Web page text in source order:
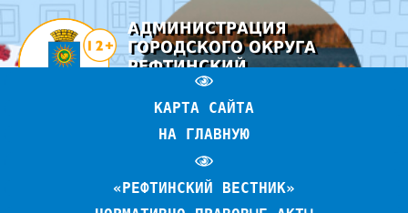
АДМИНИСТРАЦИЯ
ГОРОДСКОГО ОКРУГА
РЕФТИНСКИЙ
ОФИЦИАЛЬНЫЙ САЙТ
КАРТА САЙТА
НА ГЛАВНУЮ
«РЕФТИНСКИЙ ВЕСТНИК»